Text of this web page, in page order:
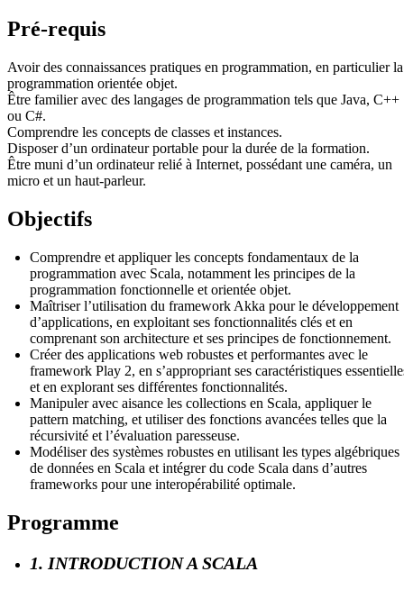
Pré-requis
Avoir des connaissances pratiques en programmation, en particulier la
programmation orientée objet.
Être familier avec des langages de programmation tels que Java, C++
ou C#.
Comprendre les concepts de classes et instances.
Disposer d’un ordinateur portable pour la durée de la formation.
Être muni d’un ordinateur relié à Internet, possédant une caméra, un
micro et un haut-parleur.
Objectifs
Comprendre et appliquer les concepts fondamentaux de la
programmation avec Scala, notamment les principes de la
programmation fonctionnelle et orientée objet.
Maîtriser l’utilisation du framework Akka pour le développement
d’applications, en exploitant ses fonctionnalités clés et en
comprenant son architecture et ses principes de fonctionnement.
Créer des applications web robustes et performantes avec le
framework Play 2, en s’appropriant ses caractéristiques
et en explorant ses différentes fonctionnalités.
Manipuler avec aisance les collections en Scala, appliquer le
pattern matching, et utiliser des fonctions avancées telles que la
récursivité et l’évaluation paresseuse.
Modéliser des systèmes robustes en utilisant les types algébriques
de données en Scala et intégrer du code Scala dans d’autres
frameworks pour une interopérabilité optimale.
Programme
1. INTRODUCTION A SCALA